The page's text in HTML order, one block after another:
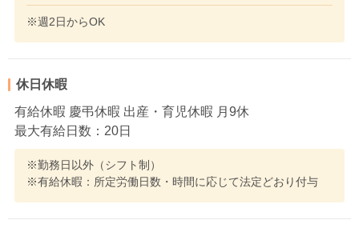
※週2日からOK
休日休暇
有給休暇 慶弔休暇 出産・育児休暇 月9休
最大有給日数：20日
※勤務日以外（シフト制）
※有給休暇：所定労働日数・時間に応じて法定どおり付与